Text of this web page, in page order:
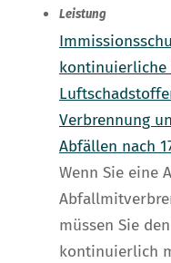
Leistung
kontinuierliche
Verbrennung
Abfällen nach
Wenn Sie eine
müssen Sie
kontinuierlich